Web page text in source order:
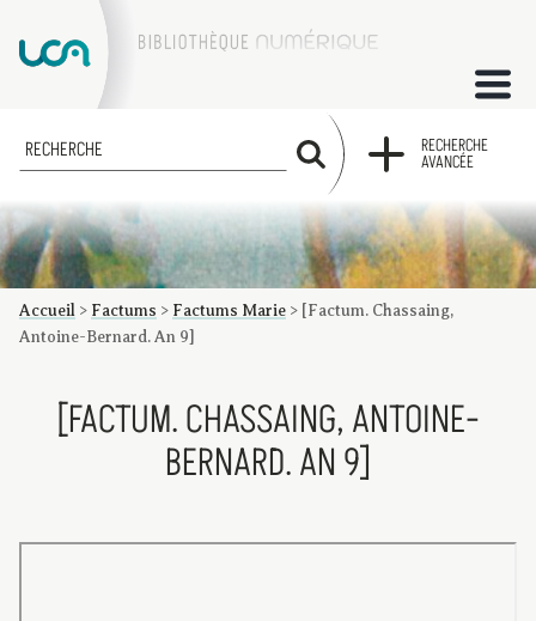
ACCUEIL
COLLECTIONS
FACTUMS
Les factums à la BU
Présentation du corpus de factums de la collection Marie
Bibliographie
Glossaire
Index de recherche
RECHERCHE
RECHERCHE
AVANCÉE
Accueil > Factums > Factums Marie > [Factum. Chassaing,
Antoine-Bernard. An 9]
[FACTUM. CHASSAING, ANTOINE-
BERNARD. AN 9]